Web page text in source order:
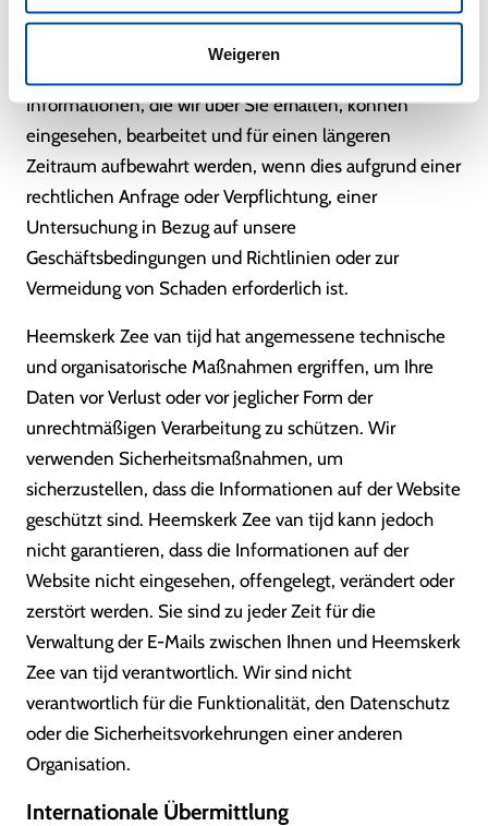
Weigeren
notwendig ist, um Betrug oder andere illegale
Aktivitäten aufzudecken, zu verhindern oder Bedenken
Informationen, die wir über Sie erhalten, können
eingesehen, bearbeitet und für einen längeren
Zeitraum aufbewahrt werden, wenn dies aufgrund einer
rechtlichen Anfrage oder Verpflichtung, einer
Untersuchung in Bezug auf unsere
Geschäftsbedingungen und Richtlinien oder zur
Vermeidung von Schaden erforderlich ist.
Heemskerk Zee van tijd hat angemessene technische
und organisatorische Maßnahmen ergriffen, um Ihre
Daten vor Verlust oder vor jeglicher Form der
unrechtmäßigen Verarbeitung zu schützen. Wir
verwenden Sicherheitsmaßnahmen, um
sicherzustellen, dass die Informationen auf der Website
geschützt sind. Heemskerk Zee van tijd kann jedoch
nicht garantieren, dass die Informationen auf der
Website nicht eingesehen, offengelegt, verändert oder
zerstört werden. Sie sind zu jeder Zeit für die
Verwaltung der E-Mails zwischen Ihnen und Heemskerk
Zee van tijd verantwortlich. Wir sind nicht
verantwortlich für die Funktionalität, den Datenschutz
oder die Sicherheitsvorkehrungen einer anderen
Organisation.
Internationale Übermittlung